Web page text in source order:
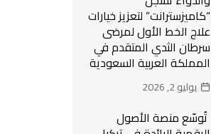
“كاميزسترانت” لتعزيز خيارات
علاج الخط الأول لمرضى
سرطان الثدي المتقدم في
المملكة العربية السعودية
يوليو 2, 2026
تُوسّع منصة الأصول